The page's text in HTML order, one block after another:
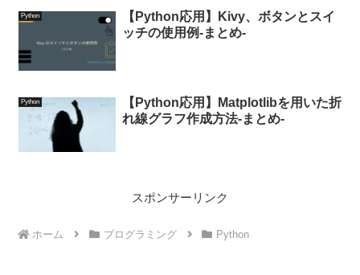
Python
【Python応用】Kivy、ボタンとスイ
ッチの使用例-まとめ-
Python
【Python応用】Matplotlibを用いた折
れ線グラフ作成方法-まとめ-
スポンサーリンク
ホーム プログラミング Python